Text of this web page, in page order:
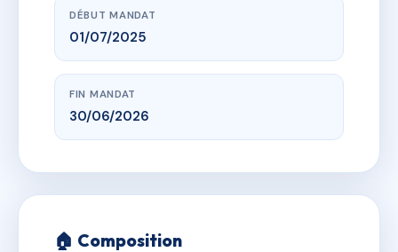
DÉBUT MANDAT
01/07/2025
FIN MANDAT
30/06/2026
🏠 Composition